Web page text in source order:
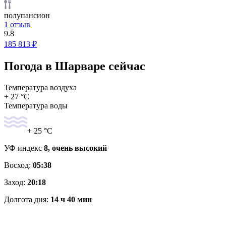
полупансион
1 отзыв
9.8
185 813 ₽
Погода в Шарваре сейчас
Температура воздуха
+ 27 °C
Температура воды
+ 25 °C
УФ индекс 8, очень высокий
Восход: 05:38
Заход: 20:18
Долгота дня: 14 ч 40 мин